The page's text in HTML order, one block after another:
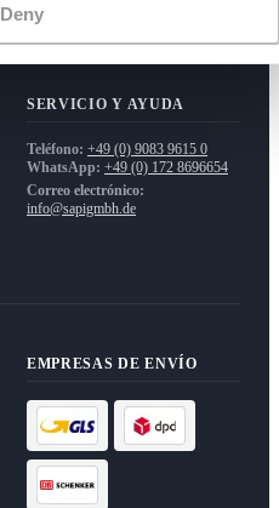
Deny
SERVICIO Y AYUDA
Teléfono: +49 (0) 9083 9615 0
WhatsApp: +49 (0) 172 8696654
Correo electrónico:
info@sapigmbh.de
EMPRESAS DE ENVÍO